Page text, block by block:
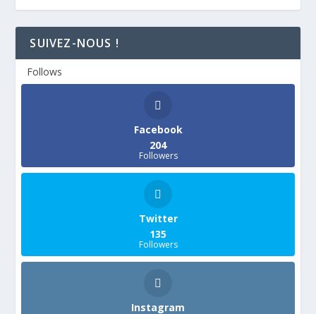
SUIVEZ-NOUS !
Follows
Facebook
204
Followers
Twitter
135
Followers
Instagram